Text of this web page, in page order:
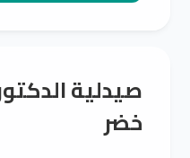
صيدلية
خضر